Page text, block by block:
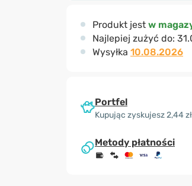
Produkt jest w
Najlepiej zużyć do:
Wysyłka 10.08.2026
Portfel
Kupując zyskujesz 2,44 zł
Metody płatności